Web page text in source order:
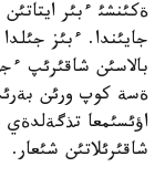
ةكئنشئ ءبئر
بالاسئن شاقئرئپ
ةسة كوپ ورئن
اؤئسئمعا تذگةلدةي
شاقئرئلاتئن شئعار.